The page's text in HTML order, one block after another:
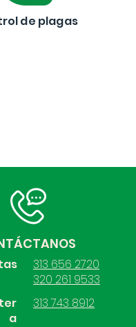
de plagas
313 656 2720
320 261 9533
a
313 743 8912